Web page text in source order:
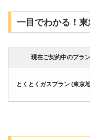
一目でわかる！
現在ご契約中のプラン
とくとくガスプラン (東京